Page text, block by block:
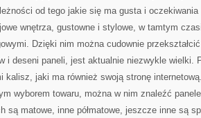
od tego jakie się ma gusta i
wnętrza, gustowne i stylowe, w tamtym
Dzięki nim można cudownie
i deseni paneli, jest aktualnie niezwykle wielki.
kalisz, jaki ma również swoją stronę
wyborem towaru, można w nim znaleźć
są matowe, inne półmatowe, jeszcze inne są